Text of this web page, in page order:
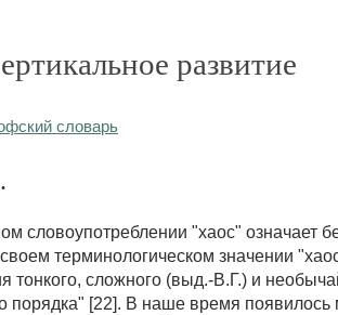
развитие
словарь
словоупотреблении "хаос" означает
терминологическом значении
тонкого, сложного (выд.-В.Г.) и
порядка" [22]. В наше время появилось